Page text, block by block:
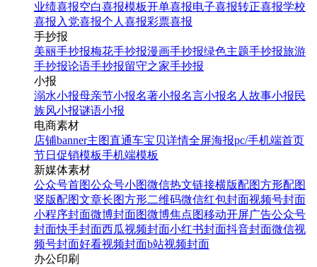
业绩喜报空白喜报模板开单喜报电子喜报转正喜报学校
喜报 入党喜报个人喜报彩票喜报
手抄报
美丽手抄报梅花手抄报漫画手抄报绿色主题手抄报旅游
手抄报论语手抄报留守之家手抄报
小报
溺水小报母亲节小报名著小报名言小报名人故事小报民
族风小报谜语小报
电商素材
店铺banner主图直通车宝贝详情全屏海报pc/手机端首页
节日促销模板手机端模板
新媒体素材
公众号首图公众号小图微信热文链接横版配图方形配图
竖版配图文章长图方形二维码微信红包封面视频号封面
小程序封面微博封面图微博焦点图移动开屏广告公众号
封面快手封面西瓜视频封面小红书封面抖音封面微信视
频号封面好看视频封面b站视频封面
办公印刷